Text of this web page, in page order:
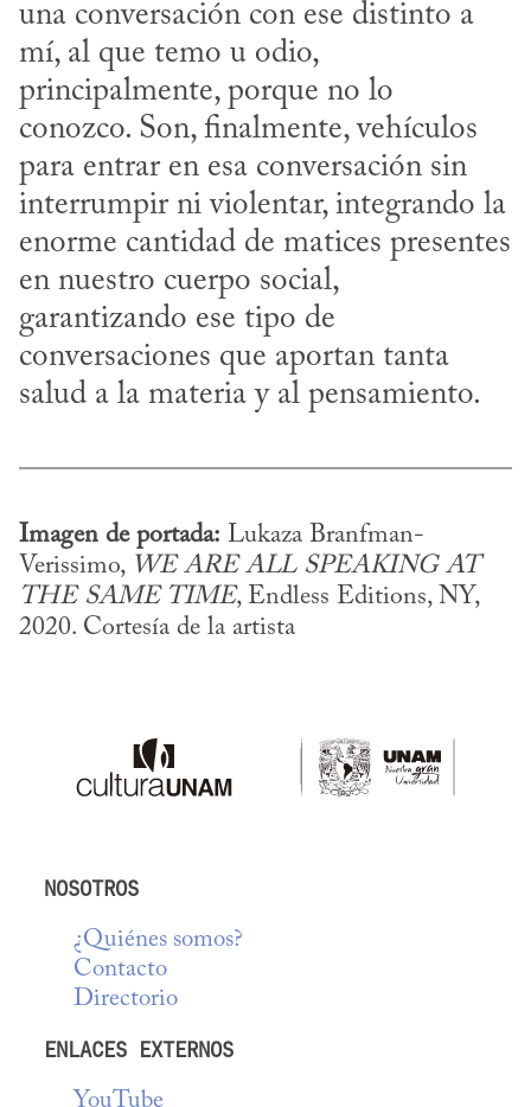
una conversación con ese distinto a
mí, al que temo u odio,
principalmente, porque no lo
conozco. Son, finalmente, vehículos
para entrar en esa conversación sin
interrumpir ni violentar, integrando la
enorme cantidad de matices presentes
en nuestro cuerpo social,
garantizando ese tipo de
conversaciones que aportan tanta
salud a la materia y al pensamiento.
Imagen de portada: Lukaza Branfman-
Verissimo, WE ARE ALL SPEAKING AT
THE SAME TIME, Endless Editions, NY,
2020. Cortesía de la artista
NOSOTROS
¿Quiénes somos?
Contacto
Directorio
ENLACES EXTERNOS
YouTube